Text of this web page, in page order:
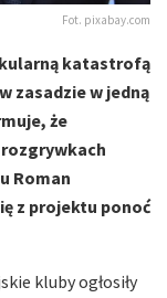
Fot. pixabay.com
katastrofą
zasadzie w jedną
że
rozgrywkach
Roman
z projektu ponoć
kluby ogłosiły